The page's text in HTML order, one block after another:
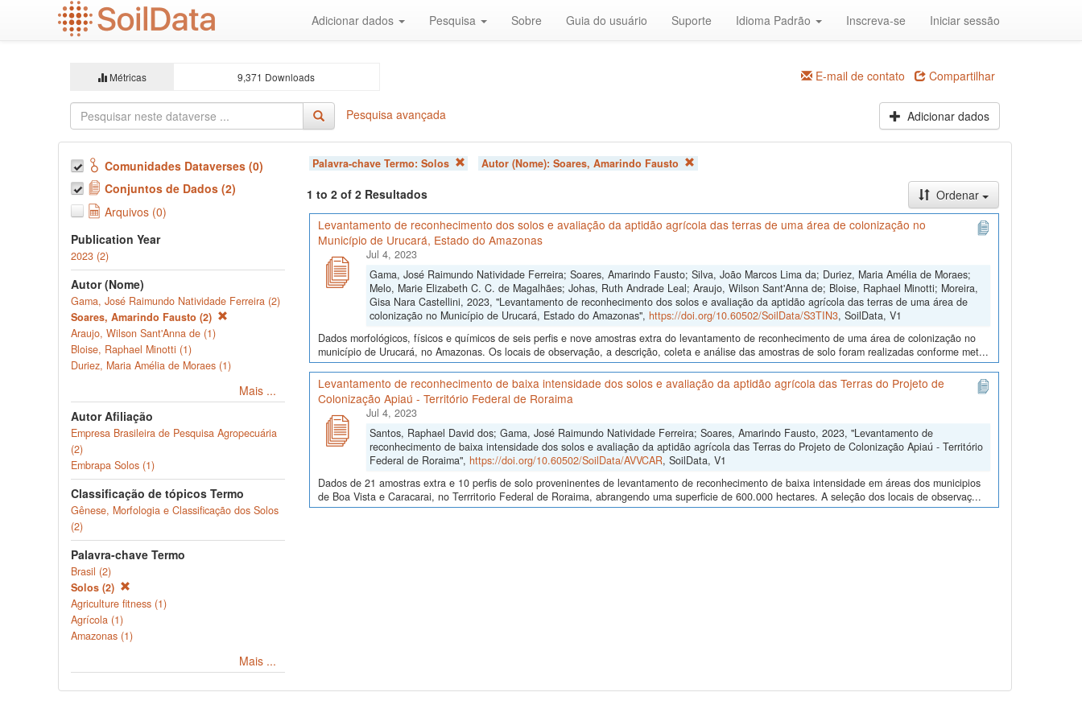
Adicionar dados Pesquisa Sobre Guia do usuário Suporte Idioma Padrão Inscreva-se Iniciar sessão
Métricas 9,371 Downloads E-mail de contato Compartilhar
Pesquisa avançada Adicionar dados
Comunidades Dataverses (0)
Conjuntos de Dados (2)
Arquivos (0)
Publication Year
2023 (2)
Autor (Nome)
Gama, José Raimundo Natividade Ferreira (2)
Soares, Amarindo Fausto (2)
Araujo, Wilson Sant'Anna de (1)
Bloise, Raphael Minotti (1)
Duriez, Maria Amélia de Moraes (1)
Mais ...
Autor Afiliação
Empresa Brasileira de Pesquisa Agropecuária
(2)
Embrapa Solos (1)
Classificação de tópicos Termo
Gênese, Morfologia e Classificação dos Solos
(2)
Palavra-chave Termo
Brasil (2)
Solos (2)
Agriculture fitness (1)
Agrícola (1)
Amazonas (1)
Mais ...
Palavra-chave Termo: Solos Autor (Nome): Soares, Amarindo Fausto
1 to 2 of 2 Resultados
Ordenar
Levantamento de reconhecimento dos solos e avaliação da aptidão agrícola das terras de uma área de colonização no
Município de Urucará, Estado do Amazonas
Jul 4, 2023
Gama, José Raimundo Natividade Ferreira; Soares, Amarindo Fausto; Silva, João Marcos Lima da; Duriez, Maria Amélia de Moraes;
Melo, Marie Elizabeth C. C. de Magalhães; Johas, Ruth Andrade Leal; Araujo, Wilson Sant'Anna de; Bloise, Raphael Minotti; Moreira,
Gisa Nara Castellini, 2023, "Levantamento de reconhecimento dos solos e avaliação da aptidão agrícola das terras de uma área de
colonização no Município de Urucará, Estado do Amazonas", https://doi.org/10.60502/SoilData/S3TIN3, SoilData, V1
Dados morfológicos, físicos e químicos de seis perfis e nove amostras extra do levantamento de reconhecimento de uma área de colonização no
município de Urucará, no Amazonas. Os locais de observação, a descrição, coleta e análise das amostras de solo foram realizadas conforme met...
Levantamento de reconhecimento de baixa intensidade dos solos e avaliação da aptidão agrícola das Terras do Projeto de
Colonização Apiaú - Território Federal de Roraima
Jul 4, 2023
Santos, Raphael David dos; Gama, José Raimundo Natividade Ferreira; Soares, Amarindo Fausto, 2023, "Levantamento de
reconhecimento de baixa intensidade dos solos e avaliação da aptidão agrícola das Terras do Projeto de Colonização Apiaú - Território
Federal de Roraima", https://doi.org/10.60502/SoilData/AVVCAR, SoilData, V1
Dados de 21 amostras extra e 10 perfis de solo proveninentes de levantamento de reconhecimento de baixa intensidade em áreas dos municipios
de Boa Vista e Caracarai, no Terrritorio Federal de Roraima, abrangendo uma superficie de 600.000 hectares. A seleção dos locais de observaç...